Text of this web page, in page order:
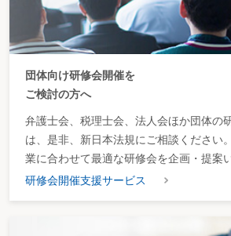
団体向け研修会開催を
ご検討の方へ
弁護士会、税理士会、法人会ほか団体の
は、是非、新日本法規にご相談ください
業に合わせて最適な研修会を企画・提案
研修会開催支援サービス